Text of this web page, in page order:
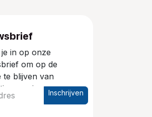
in op onze
om op de
te blijven van
en nieuweInschrijven